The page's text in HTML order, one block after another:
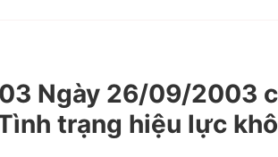
Ngày 26/09/2003
trạng hiệu lực